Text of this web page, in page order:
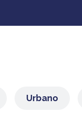
Urbano